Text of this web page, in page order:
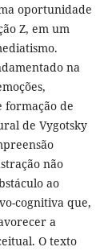
oportunidade
Z, em um
na
formação de
de Vygotsky
não
ao
cognitiva que,
a
O texto